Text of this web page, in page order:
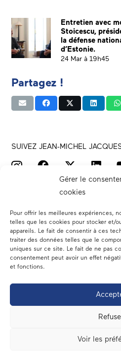
Gérer le
cookies
Pour offrir les meilleures expériences,
telles que les cookies pour stocker et/
appareils. Le fait de consentir à ces
traiter des données telles que le
uniques sur ce site. Le fait de ne pas
consentement peut avoir un effet
et fonctions.
Voir les
Entretien avec
Stoicescu,
la défense
d’Estonie.
24 Mar à 19h45
Partagez !
SUIVEZ JEAN-MICHEL
Votre
Dans les
En
A